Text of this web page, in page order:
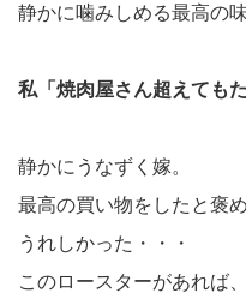
静かに噛みしめる最高の味
私「焼肉屋さん超えてもた
静かにうなずく嫁。
最高の買い物をしたと褒め
うれしかった・・・
このロースターがあれば